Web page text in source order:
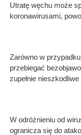
Utratę węchu może
koronawirusami,
Zarówno w
przebiegać
zupełnie
W odróżnieniu od
ogranicza się do